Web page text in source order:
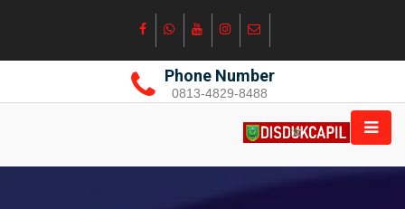
Phone Number
0813-4829-8488